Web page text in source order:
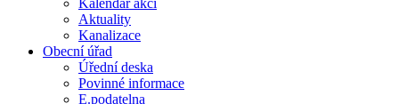
Kalendář akcí
Aktuality
Kanalizace
Obecní úřad
Úřední deska
Povinné informace
E.podatelna